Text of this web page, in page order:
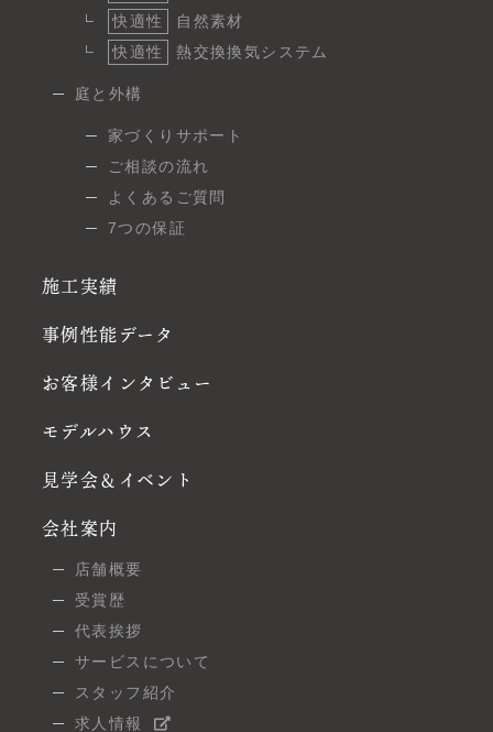
快適性
自然素材
快適性
熱交換換気システム
庭と外構
家づくりサポート
ご相談の流れ
よくあるご質問
7つの保証
施工実績
事例性能データ
お客様インタビュー
モデルハウス
見学会＆イベント
会社案内
店舗概要
受賞歴
代表挨拶
サービスについて
スタッフ紹介
求人情報